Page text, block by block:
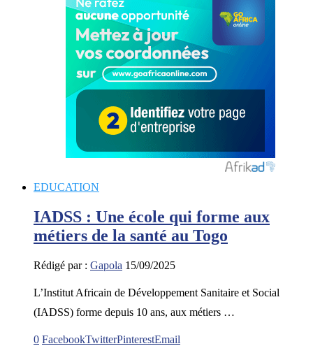
EDUCATION
IADSS : Une école qui forme aux
métiers de la santé au Togo
Rédigé par : Gapola 15/09/2025
L’Institut Africain de Développement Sanitaire et Social
(IADSS) forme depuis 10 ans, aux métiers …
0 FacebookTwitterPinterestEmail